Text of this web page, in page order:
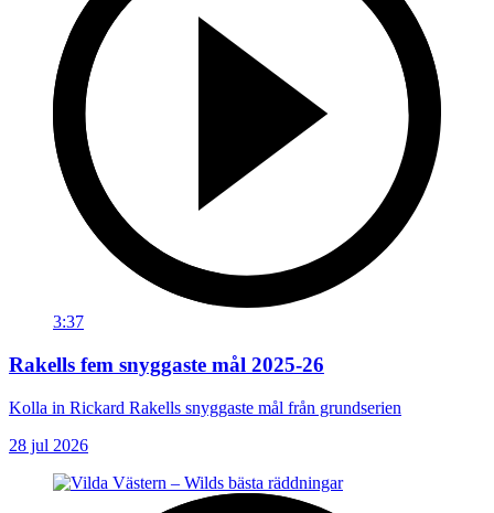
3:37
Rakells fem snyggaste mål 2025-26
Kolla in Rickard Rakells snyggaste mål från grundserien
28 jul 2026